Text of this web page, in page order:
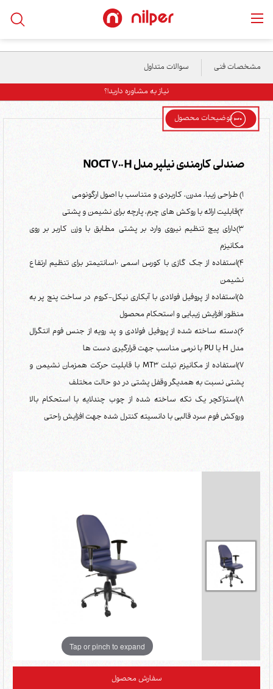
خانه/
/صندلی کارمندی نیلپر مدل NOCT 700H
مشخصات فنی سوالات متداول
نیاز به مشاوره دارید!؟
توضیحات محصول
صندلی کارمندی نیلپر مدل NOCT 700H
1) طراحی زیبا، مدرن، کاربردی و متناسب با اصول ارگونومی
2)قابلیت ارائه با روکش های چرم، پارچه برای نشیمن و پشتی
3)دارای پیچ تنظیم نیروی وارد بر پشتی مطابق با وزن کاربر بر روی
مکانیزم
4)استفاده از جک گازی با کورس اسمی 10سانتیمتر برای تنظیم ارتفاع
نشیمن
5)استفاده از پروفیل فولادی با آبکاری نیکل-کروم در ساخت پنج پر به
منظور افزایش زیبایی و استحکام محصول
6)دسته ساخته شده از پروفیل فولادی و پد رویه از جنس فوم انتگرال
مدل H یا PU با نرمی مناسب جهت قرارگیری دست ها
7)استفاده از مکانیزم تیلت MT3 با قابلیت حرکت همزمان نشیمن و
پشتی نسبت به همدیگر وقفل پشتی در دو حالت مختلف
8)استراکچر یک تکه ساخته شده از چوب چندلایه با استحکام بالا
وروکش فوم سرد قالبی با دانسیته کنترل شده جهت افزایش راحتی
Tap or pinch to expand
سفارش محصول